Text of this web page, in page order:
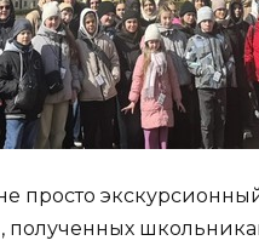
просто
полученных